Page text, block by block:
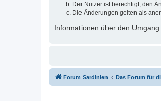
Der Nutzer ist berechtigt, den
Die Änderungen gelten als
Informationen über den
Forum Sardinien Das Forum für